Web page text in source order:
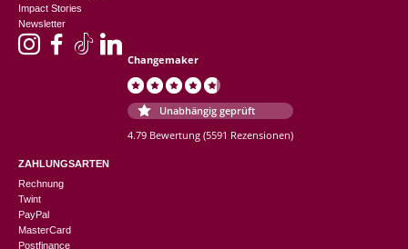
Impact Stories
Newsletter
Changemaker
Unabhängig geprüft
4.79 Bewertung (5591 Rezensionen)
ZAHLUNGSARTEN
Rechnung
Twint
PayPal
MasterCard
Postfinance